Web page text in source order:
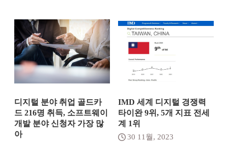
디지털 분야 취업 골드카
드 216명 취득, 소프트웨이
개발 분야 신청자 가장 많
아
IMD 세계 디지털 경쟁력
타이완 9위, 5개 지표 전세
계 1위
30 11월, 2023